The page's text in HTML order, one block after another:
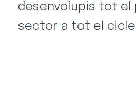
desenvolupis tot
sector a tot el cicle